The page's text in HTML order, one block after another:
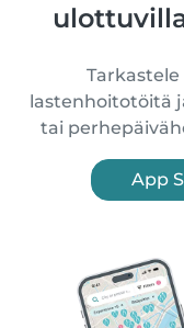
Tarkastele
lastenhoitotöitä
tai
App